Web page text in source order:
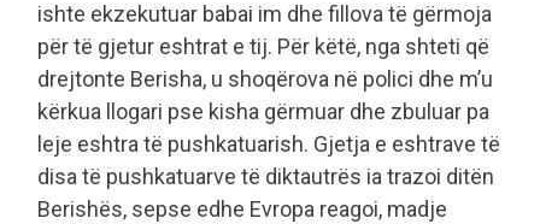
ishte ekzekutuar babai im dhe fillova të gërmoja
për të gjetur eshtrat e tij. Për këtë, nga shteti që
drejtonte Berisha, u shoqërova në polici dhe m’u
kërkua llogari pse kisha gërmuar dhe zbuluar pa
leje eshtra të pushkatuarish. Gjetja e eshtrave të
disa të pushkatuarve të diktautrës ia trazoi ditën
Berishës, sepse edhe Evropa reagoi, madje